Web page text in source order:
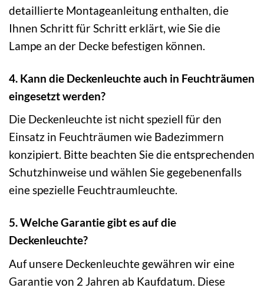
detaillierte Montageanleitung enthalten, die
Ihnen Schritt für Schritt erklärt, wie Sie die
Lampe an der Decke befestigen können.
4. Kann die Deckenleuchte auch in Feuchträumen
eingesetzt werden?
Die Deckenleuchte ist nicht speziell für den
Einsatz in Feuchträumen wie Badezimmern
konzipiert. Bitte beachten Sie die entsprechenden
Schutzhinweise und wählen Sie gegebenenfalls
eine spezielle Feuchtraumleuchte.
5. Welche Garantie gibt es auf die
Deckenleuchte?
Auf unsere Deckenleuchte gewähren wir eine
Garantie von 2 Jahren ab Kaufdatum. Diese